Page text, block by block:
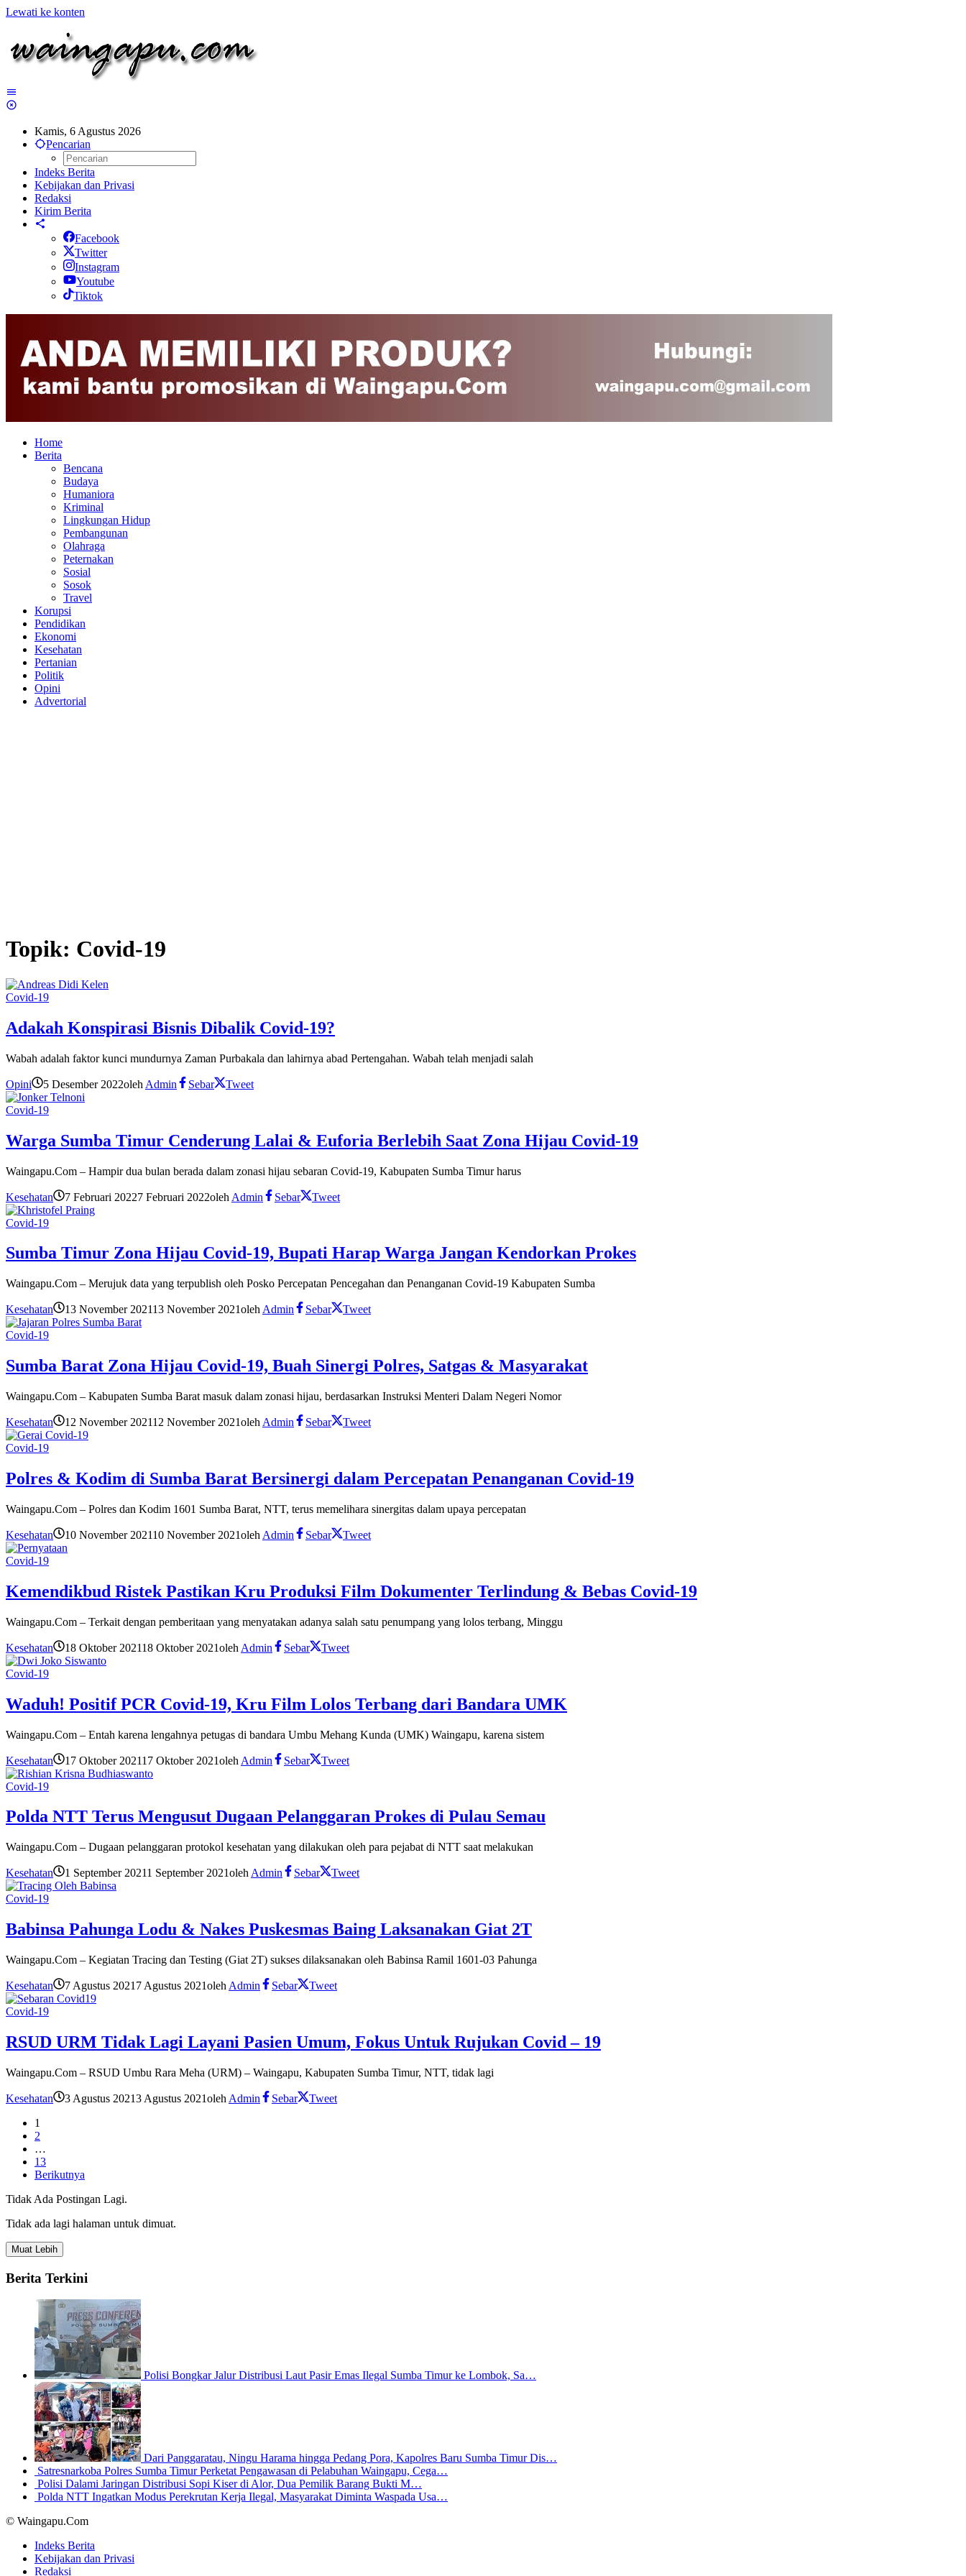
Lewati ke konten
Kamis, 6 Agustus 2026
Pencarian
Indeks Berita
Kebijakan dan Privasi
Redaksi
Kirim Berita
Facebook
Twitter
Instagram
Youtube
Tiktok
Home
Berita
Bencana
Budaya
Humaniora
Kriminal
Lingkungan Hidup
Pembangunan
Olahraga
Peternakan
Sosial
Sosok
Travel
Korupsi
Pendidikan
Ekonomi
Kesehatan
Pertanian
Politik
Opini
Advertorial
Topik: Covid-19
Covid-19
Adakah Konspirasi Bisnis Dibalik Covid-19?
Wabah adalah faktor kunci mundurnya Zaman Purbakala dan lahirnya abad Pertengahan. Wabah telah menjadi salah
Opini 5 Desember 2022oleh Admin Sebar Tweet
Covid-19
Warga Sumba Timur Cenderung Lalai & Euforia Berlebih Saat Zona Hijau Covid-19
Waingapu.Com – Hampir dua bulan berada dalam zonasi hijau sebaran Covid-19, Kabupaten Sumba Timur harus
Kesehatan 7 Februari 20227 Februari 2022oleh Admin Sebar Tweet
Covid-19
Sumba Timur Zona Hijau Covid-19, Bupati Harap Warga Jangan Kendorkan Prokes
Waingapu.Com – Merujuk data yang terpublish oleh Posko Percepatan Pencegahan dan Penanganan Covid-19 Kabupaten Sumba
Kesehatan 13 November 202113 November 2021oleh Admin Sebar Tweet
Covid-19
Sumba Barat Zona Hijau Covid-19, Buah Sinergi Polres, Satgas & Masyarakat
Waingapu.Com – Kabupaten Sumba Barat masuk dalam zonasi hijau, berdasarkan Instruksi Menteri Dalam Negeri Nomor
Kesehatan 12 November 202112 November 2021oleh Admin Sebar Tweet
Covid-19
Polres & Kodim di Sumba Barat Bersinergi dalam Percepatan Penanganan Covid-19
Waingapu.Com – Polres dan Kodim 1601 Sumba Barat, NTT, terus memelihara sinergitas dalam upaya percepatan
Kesehatan 10 November 202110 November 2021oleh Admin Sebar Tweet
Covid-19
Kemendikbud Ristek Pastikan Kru Produksi Film Dokumenter Terlindung & Bebas Covid-19
Waingapu.Com – Terkait dengan pemberitaan yang menyatakan adanya salah satu penumpang yang lolos terbang, Minggu
Kesehatan 18 Oktober 202118 Oktober 2021oleh Admin Sebar Tweet
Covid-19
Waduh! Positif PCR Covid-19, Kru Film Lolos Terbang dari Bandara UMK
Waingapu.Com – Entah karena lengahnya petugas di bandara Umbu Mehang Kunda (UMK) Waingapu, karena sistem
Kesehatan 17 Oktober 202117 Oktober 2021oleh Admin Sebar Tweet
Covid-19
Polda NTT Terus Mengusut Dugaan Pelanggaran Prokes di Pulau Semau
Waingapu.Com – Dugaan pelanggaran protokol kesehatan yang dilakukan oleh para pejabat di NTT saat melakukan
Kesehatan 1 September 20211 September 2021oleh Admin Sebar Tweet
Covid-19
Babinsa Pahunga Lodu & Nakes Puskesmas Baing Laksanakan Giat 2T
Waingapu.Com – Kegiatan Tracing dan Testing (Giat 2T) sukses dilaksanakan oleh Babinsa Ramil 1601-03 Pahunga
Kesehatan 7 Agustus 2021 7 Agustus 2021oleh Admin Sebar Tweet
Covid-19
RSUD URM Tidak Lagi Layani Pasien Umum, Fokus Untuk Rujukan Covid – 19
Waingapu.Com – RSUD Umbu Rara Meha (URM) – Waingapu, Kabupaten Sumba Timur, NTT, tidak lagi
Kesehatan 3 Agustus 20213 Agustus 2021oleh Admin Sebar
Tweet
1
2
…
13
Berikutnya
Tidak Ada Postingan Lagi.
Tidak ada lagi halaman untuk dimuat.
Muat Lebih
Berita Terkini
Polisi Bongkar Jalur Distribusi Laut Pasir Emas Ilegal Sumba Timur ke Lombok, Sa…
Dari Panggaratau, Ningu Harama hingga Pedang Pora, Kapolres Baru Sumba Timur Dis…
Satresnarkoba Polres Sumba Timur Perketat Pengawasan di Pelabuhan Waingapu, Cega…
Polisi Dalami Jaringan Distribusi Sopi Kiser di Alor, Dua Pemilik Barang Bukti M…
Polda NTT Ingatkan Modus Perekrutan Kerja Ilegal, Masyarakat Diminta Waspada Usa…
© Waingapu.Com
Indeks Berita
Kebijakan dan Privasi
Redaksi